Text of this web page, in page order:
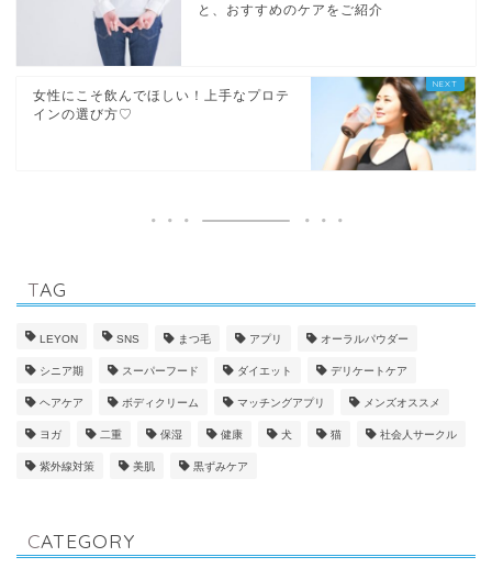
と、おすすめのケアをご紹介
女性にこそ飲んでほしい！上手なプロテ
インの選び方♡
TAG
LEYON SNS まつ毛 アプリ オーラルパウダー
シニア期 スーパーフード ダイエット デリケートケア
ヘアケア ボディクリーム マッチングアプリ メンズオススメ
ヨガ 二重 保湿 健康 犬 猫 社会人サークル
紫外線対策 美肌 黒ずみケア
CATEGORY